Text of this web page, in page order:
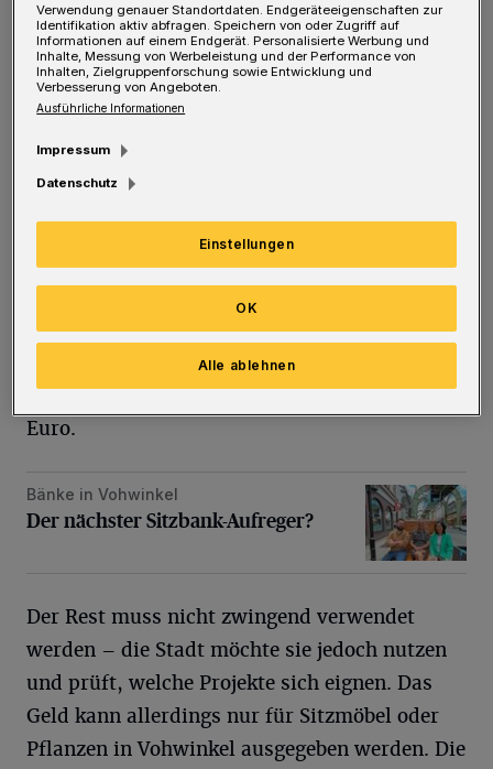
Foto: Achim Otto
Im Text stand, dass sich die Gesamtkosten
des Projekts auf 264.000 Euro belaufen.
Allerdings ist das die Maximal-Fördersumme.
Die Bänke anzuschaffen kostete 98.235 Euro,
Prozent trägt. Die Organisation sowie
Vernetzung, wie Workshops vor Ort,
verursachten Ausgaben von weniger als 1.000
Euro.
Der nächster Sitzbank-Aufreger?
Bänke in Vohwinkel
Der nächster Sitzbank-Aufreger?
Der Rest muss nicht zwingend verwendet
werden – die Stadt möchte sie jedoch nutzen
und prüft, welche Projekte sich eignen. Das
Geld kann allerdings nur für Sitzmöbel oder
Pflanzen in Vohwinkel ausgegeben werden. Die
Verwendung genauer Standortdaten. Endgeräteeigenschaften zur
Identifikation aktiv abfragen. Speichern von oder Zugriff auf
Informationen auf einem Endgerät. Personalisierte Werbung und
Inhalte, Messung von Werbeleistung und der Performance von
Inhalten, Zielgruppenforschung sowie Entwicklung und
Verbesserung von Angeboten.
Ausführliche Informationen
Impressum
Datenschutz
Einstellungen
Alle ablehnen
OK